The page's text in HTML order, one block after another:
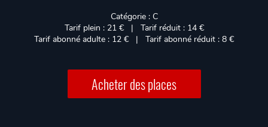
Catégorie : C
Tarif plein : 21 € | Tarif réduit : 14 €
Tarif abonné adulte : 12 € | Tarif abonné réduit : 8 €
Acheter des places